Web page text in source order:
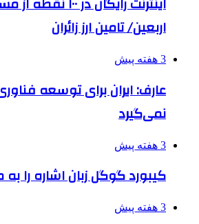
اربعین/ تامین ارز زائران
3 هفته پیش
عارف: ایران برای توسعه
نمی‌گیرد
3 هفته پیش
کیبورد گوگل زبان اشاره را
3 هفته پیش